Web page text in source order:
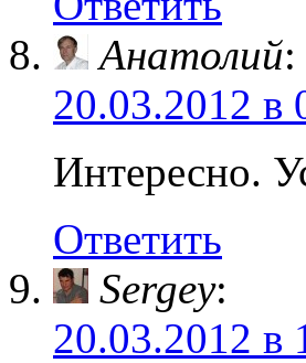
Анатолий:
20.03.2012 в
Интересно.
Ответить
Sergey:
20.03.2012 в